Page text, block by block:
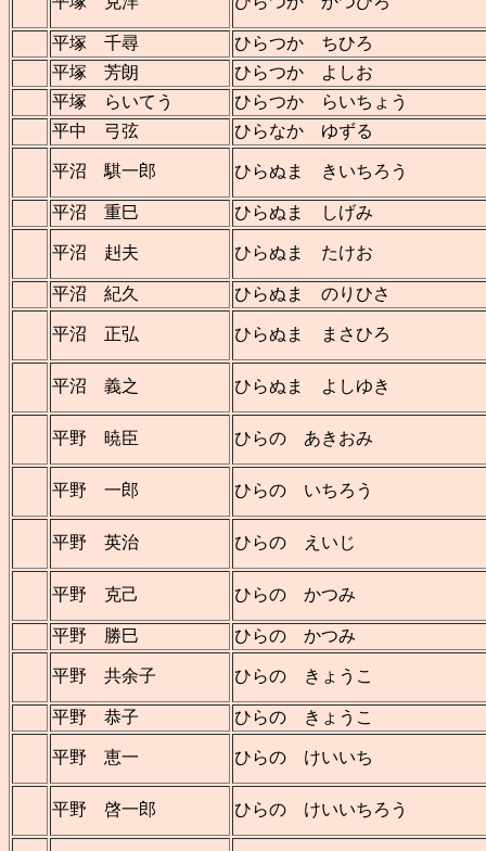
平塚 千尋
ひらつか ちひろ
平塚 芳朗
ひらつか よしお
平塚 らいてう
ひらつか らいちょう
平中 弓弦
ひらなか ゆずる
平沼 騏一郎 ひらぬま きいちろう
平沼 重巳 ひらぬま しげみ
平沼 赳夫 ひらぬま たけお
平沼 紀久 ひらぬま のりひさ
平沼 正弘 ひらぬま まさひろ
平沼 義之 ひらぬま よしゆき
平野 暁臣 ひらの あきおみ
平野 一郎 ひらの いちろう
平野 英治 ひらの えいじ
平野 克己 ひらの かつみ
平野 勝巳 ひらの かつみ
平野 共余子 ひらの きょうこ
平野 恭子 ひらの きょうこ
平野 恵一 ひらの けいいち
平野 啓一郎 ひらの けいいちろう